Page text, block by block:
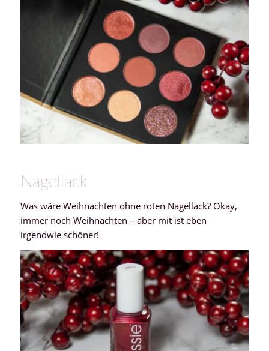
Nagellack
Was wäre Weihnachten ohne roten Nagellack? Okay,
immer noch Weihnachten – aber mit ist eben
irgendwie schöner!